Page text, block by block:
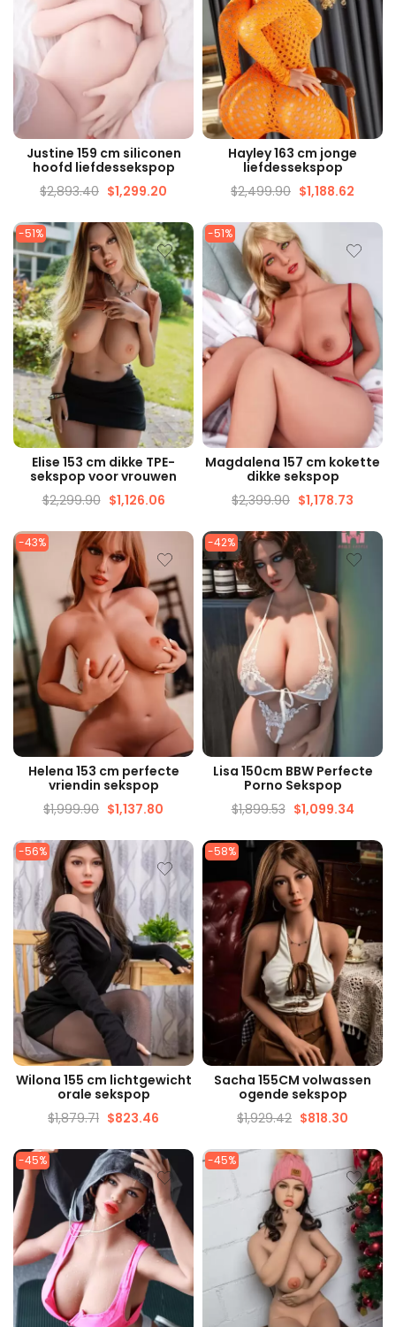
SNELLE WEERGAVE
Justine 159 cm siliconen
hoofd liefdessekspop
$2,893.40 $1,299.20
SNELLE WEERGAVE
Hayley 163 cm jonge
liefdessekspop
$2,499.90 $1,188.62
-51%
SNELLE WEERGAVE
Elise 153 cm dikke TPE-
sekspop voor vrouwen
$2,299.90 $1,126.06
-51%
SNELLE WEERGAVE
Magdalena 157 cm kokette
dikke sekspop
$2,399.90 $1,178.73
-43%
SNELLE WEERGAVE
Helena 153 cm perfecte
vriendin sekspop
$1,999.90 $1,137.80
-42%
SNELLE WEERGAVE
Lisa 150cm BBW Perfecte
Porno Sekspop
$1,899.53 $1,099.34
-56%
SNELLE WEERGAVE
Wilona 155 cm lichtgewicht
orale sekspop
$1,879.71 $823.46
-58%
SNELLE WEERGAVE
Sacha 155CM volwassen
ogende sekspop
$1,929.42 $818.30
-45% -45%